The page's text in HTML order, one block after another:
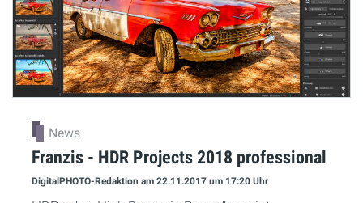
News
Franzis - HDR Projects 2018 professional
DigitalPHOTO-Redaktion am 22.11.2017 um 17:20 Uhr